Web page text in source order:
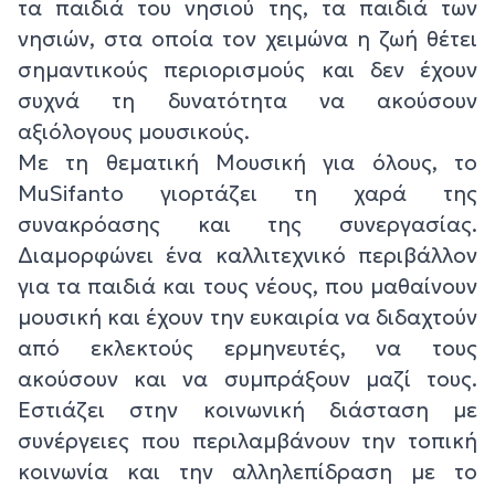
τα παιδιά του νησιού της, τα παιδιά των
νησιών, στα οποία τον χειμώνα η ζωή θέτει
σημαντικούς περιορισμούς και δεν έχουν
συχνά τη δυνατότητα να ακούσουν
αξιόλογους μουσικούς.
Με τη θεματική Μουσική για όλους, το
MuSifanto γιορτάζει τη χαρά της
συνακρόασης και της συνεργασίας.
Διαμορφώνει ένα καλλιτεχνικό περιβάλλον
για τα παιδιά και τους νέους, που μαθαίνουν
μουσική και έχουν την ευκαιρία να διδαχτούν
από εκλεκτούς ερμηνευτές, να τους
ακούσουν και να συμπράξουν μαζί τους.
Εστιάζει στην κοινωνική διάσταση με
συνέργειες που περιλαμβάνουν την τοπική
κοινωνία και την αλληλεπίδραση με το